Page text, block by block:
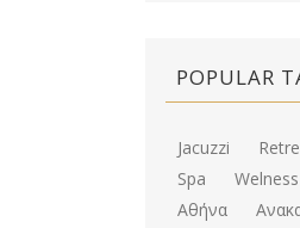
POPULAR
Jacuzzi
Spa
Welness
Αθήνα